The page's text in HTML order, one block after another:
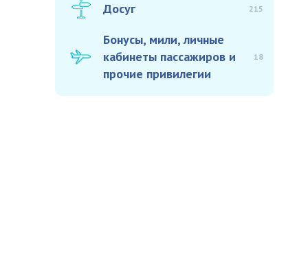
Досуг 215
Бонусы, мили, личные
кабинеты пассажиров и
прочие привилегии
18